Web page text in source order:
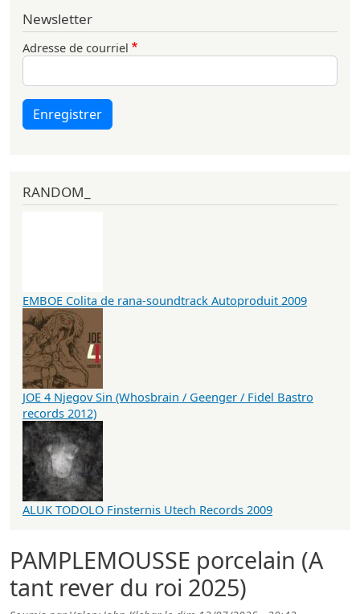
PAMPLEMOUSSE porcelain (A
tant rever du roi 2025)
Newsletter
Adresse de courriel
Enregistrer
RANDOM_
EMBOE Colita de rana-soundtrack Autoproduit 2009
JOE 4 Njegov Sin (Whosbrain / Geenger / Fidel Bastro
records 2012)
ALUK TODOLO Finsternis Utech Records 2009